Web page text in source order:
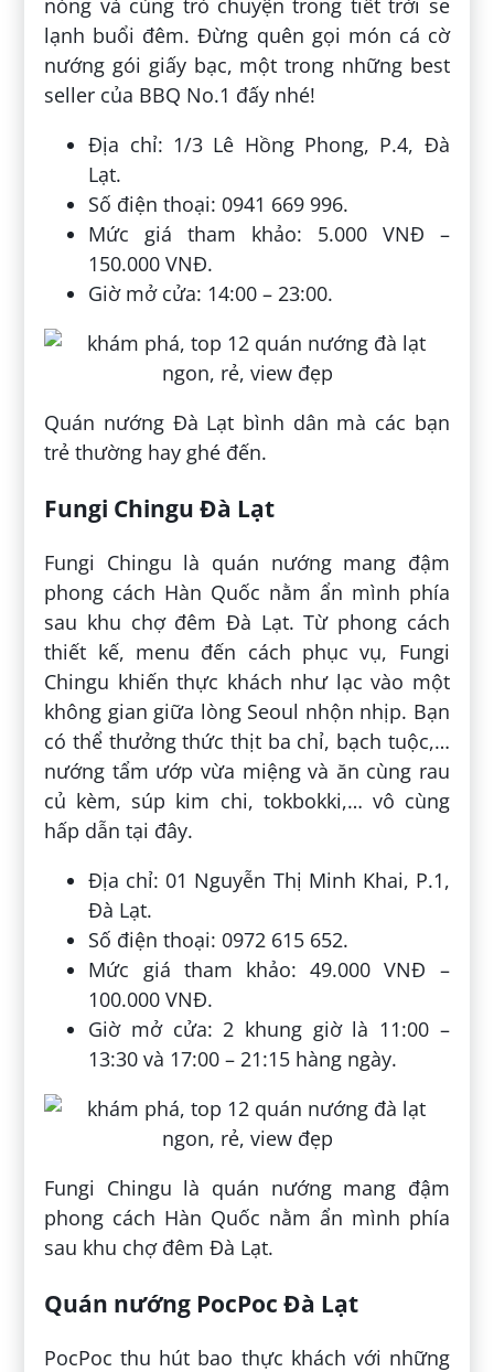
lạnh buổi đêm. Đừng quên gọi món cá cờ
nướng gói giấy bạc, một trong những best
seller của BBQ No.1 đấy nhé!
Địa chỉ: 1/3 Lê Hồng Phong, P.4, Đà
Lạt.
Số điện thoại: 0941 669 996.
Mức giá tham khảo: 5.000 VNĐ –
150.000 VNĐ.
Giờ mở cửa: 14:00 – 23:00.
Quán nướng Đà Lạt bình dân mà các bạn
trẻ thường hay ghé đến.
Fungi Chingu Đà Lạt
Fungi Chingu là quán nướng mang đậm
phong cách Hàn Quốc nằm ẩn mình phía
sau khu chợ đêm Đà Lạt. Từ phong cách
thiết kế, menu đến cách phục vụ, Fungi
Chingu khiến thực khách như lạc vào một
không gian giữa lòng Seoul nhộn nhịp. Bạn
có thể thưởng thức thịt ba chỉ, bạch tuộc,…
nướng tẩm ướp vừa miệng và ăn cùng rau
củ kèm, súp kim chi, tokbokki,… vô cùng
hấp dẫn tại đây.
Địa chỉ: 01 Nguyễn Thị Minh Khai, P.1,
Đà Lạt.
Số điện thoại: 0972 615 652.
Mức giá tham khảo: 49.000 VNĐ –
100.000 VNĐ.
Giờ mở cửa: 2 khung giờ là 11:00 –
13:30 và 17:00 – 21:15 hàng ngày.
Fungi Chingu là quán nướng mang đậm
phong cách Hàn Quốc nằm ẩn mình phía
sau khu chợ đêm Đà Lạt.
Quán nướng PocPoc Đà Lạt
PocPoc thu hút bao thực khách với những